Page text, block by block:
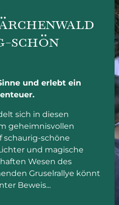
schön
und erlebt ein
sich in diesen
geheimnisvollen
schaurig-schöne
und magische
Wesen des
Gruselrallye könnt
Beweis...